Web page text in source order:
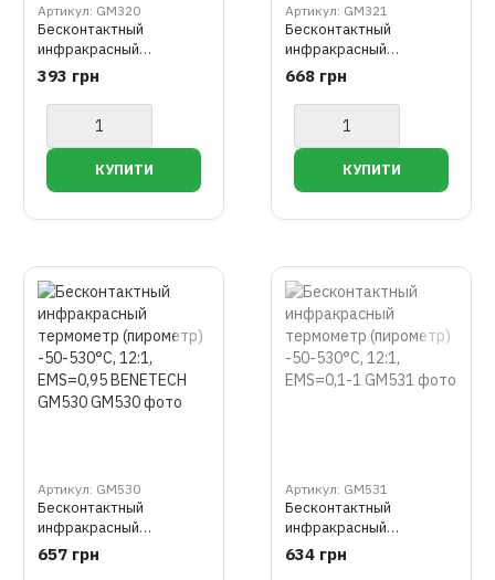
Артикул: GM320
Бесконтактный
инфракрасный
термометр (пирометр)
-50-380°C, 12:1,
EMS=0,95 BENETECH
393 грн
Артикул: GM321
Бесконтактный
инфракрасный
термометр (пирометр)
-50-400°C, 12:1,
EMS=0,1-0,95 BENETECH
668 грн
Артикул: GM530
Бесконтактный
инфракрасный
термометр (пирометр)
-50-530°C, 12:1,
657 грн
Артикул: GM531
Бесконтактный
инфракрасный
термометр (пирометр)
-50-530°C, 12:1,
634 грн